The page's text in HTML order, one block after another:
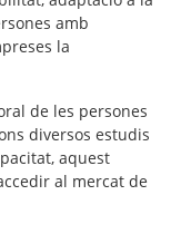
amb
la
de les persones
diversos estudis
aquest
al mercat de